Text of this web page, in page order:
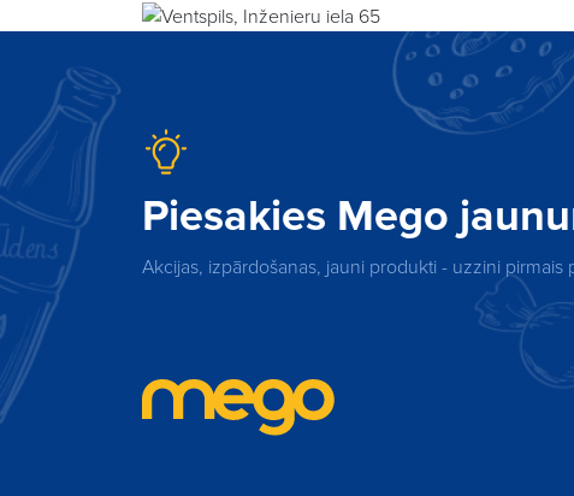
Piesakies Mego
Akcijas, izpārdošanas, jauni produkti - uzzini pirmais